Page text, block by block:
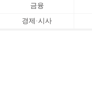
금융
경제·시사